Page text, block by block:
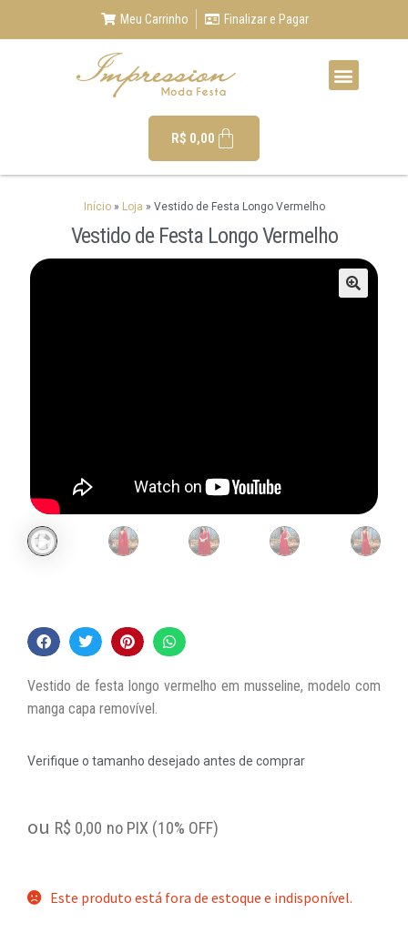
Meu Carrinho Finalizar e Pagar
R$ 0,00
Início» Loja » Vestido de Festa Longo Vermelho
Vestido de Festa Longo Vermelho
Vestido de festa longo vermelho em musseline, modelo com
manga capa removível.
Verifique o tamanho desejado antes de comprar
ou R$ 0,00 no PIX (10% OFF)
Este produto está fora de estoque e indisponível.